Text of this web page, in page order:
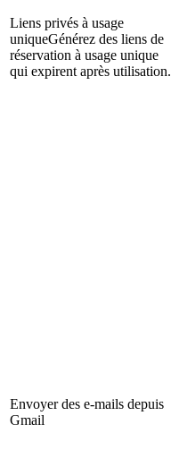
Liens privés à usage
uniqueGénérez des liens de
réservation à usage unique
qui expirent après utilisation.
Envoyer des e-mails depuis
Gmail